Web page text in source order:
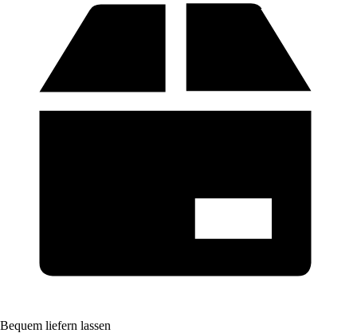
Bequem liefern lassen